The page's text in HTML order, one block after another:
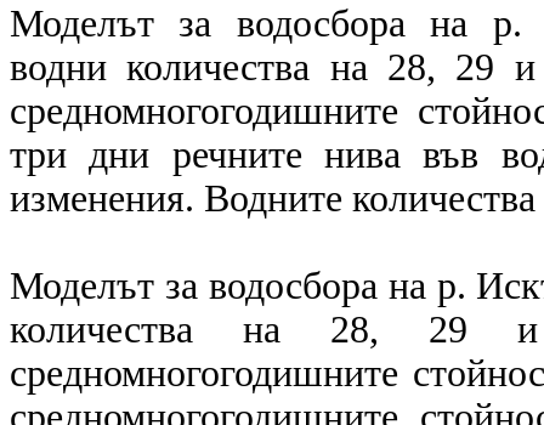
Моделът за водосбора на р.
водни количества на 28, 29
средномногогодишните
три дни речните нива във
изменения. Водните
Моделът за водосбора на р.
количества на 28, 29
средномногогодишните